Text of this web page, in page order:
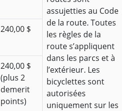
assujetties au Code
de la route. Toutes
les règles de la
route s’appliquent
dans les parcs et à
l’extérieur. Les
bicyclettes sont
autorisées
uniquement sur les
240,00 $
240,00 $
(plus 2
demerit
points)